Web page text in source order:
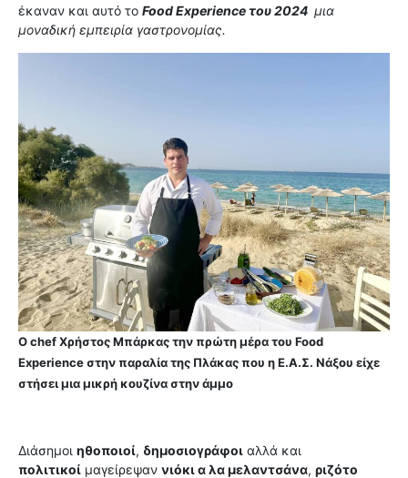
έκαναν και αυτό το Food Experience του 2024 μια
μοναδική εμπειρία γαστρονομίας.
Ο chef Χρήστος Μπάρκας την πρώτη μέρα του Food
Experience στην παραλία της Πλάκας που η Ε.Α.Σ. Νάξου είχε
στήσει μια μικρή κουζίνα στην άμμο
Διάσημοι ηθοποιοί, δημοσιογράφοι αλλά και
πολιτικοί μαγείρεψαν νιόκι α λα μελαντσάνα, ριζότο